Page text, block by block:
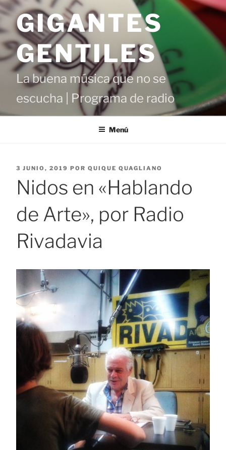
Saltar
contenido
GIGANTES
GENTILES
La buena música que no se
escucha | Programa de radio
Menú
PUBLICADO
3 JUNIO, 2019 POR QUIQUE QUAGLIANO
Nidos en «Hablando
de Arte», por Radio
Rivadavia